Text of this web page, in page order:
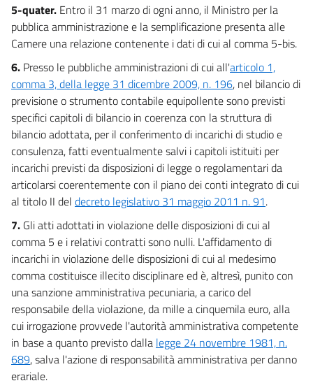
5-quater. Entro il 31 marzo di ogni anno, il Ministro per la
pubblica amministrazione e la semplificazione presenta alle
Camere una relazione contenente i dati di cui al comma 5-bis.
6. Presso le pubbliche amministrazioni di cui all'articolo 1,
comma 3, della legge 31 dicembre 2009, n. 196, nel bilancio di
previsione o strumento contabile equipollente sono previsti
specifici capitoli di bilancio in coerenza con la struttura di
bilancio adottata, per il conferimento di incarichi di studio e
consulenza, fatti eventualmente salvi i capitoli istituiti per
incarichi previsti da disposizioni di legge o regolamentari da
articolarsi coerentemente con il piano dei conti integrato di cui
al titolo II del decreto legislativo 31 maggio 2011 n. 91.
7. Gli atti adottati in violazione delle disposizioni di cui al
comma 5 e i relativi contratti sono nulli. L'affidamento di
incarichi in violazione delle disposizioni di cui al medesimo
comma costituisce illecito disciplinare ed è, altresì, punito con
una sanzione amministrativa pecuniaria, a carico del
responsabile della violazione, da mille a cinquemila euro, alla
cui irrogazione provvede l'autorità amministrativa competente
in base a quanto previsto dalla legge 24 novembre 1981, n.
689, salva l'azione di responsabilità amministrativa per danno
erariale.